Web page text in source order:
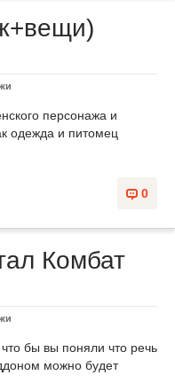
персонажа и
одежда и питомец
0
Комбат
бы вы поняли что речь
можно будет